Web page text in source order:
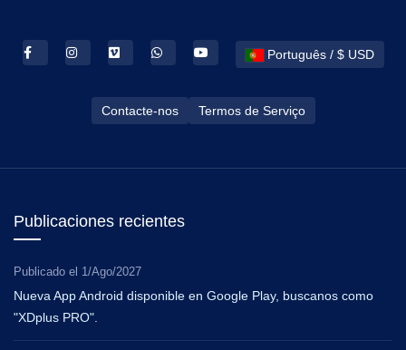
Português / $ USD
Contacte-nos Termos de Serviço
Publicaciones recientes
Publicado el 1/Ago/2027
Nueva App Android disponible en Google Play, buscanos como
"XDplus PRO".